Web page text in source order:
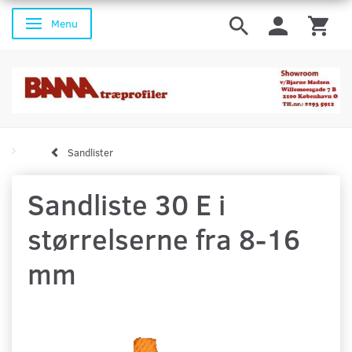
Skifte navigation
Menu
Sandlister
Sandliste 30 E i
størrelserne fra 8-16
mm